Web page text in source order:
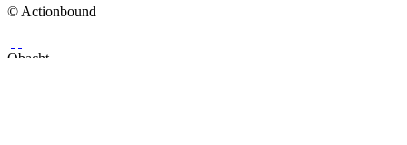
© Actionbound
Obacht